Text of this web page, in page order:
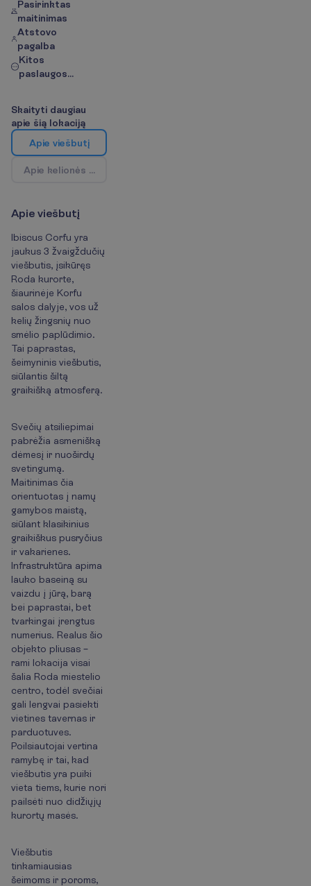
Pasirinktas
maitinimas
Atstovo
pagalba
Kitos
paslaugos...
Skaityti daugiau
apie šią lokaciją
Apie viešbutį
Apie kelionės kr
Apie viešbutį
Ibiscus Corfu yra
jaukus 3 žvaigždučių
viešbutis, įsikūręs
Roda kurorte,
šiaurinėje Korfu
salos dalyje, vos už
kelių žingsnių nuo
smėlio paplūdimio.
Tai paprastas,
šeimyninis viešbutis,
siūlantis šiltą
graikišką atmosferą.
Svečių atsiliepimai
pabrėžia asmenišką
dėmesį ir nuoširdų
svetingumą.
Maitinimas čia
orientuotas į namų
gamybos maistą,
siūlant klasikinius
graikiškus pusryčius
ir vakarienes.
Infrastruktūra apima
lauko baseiną su
vaizdu į jūrą, barą
bei paprastai, bet
tvarkingai įrengtus
numerius. Realus šio
objekto pliusas –
rami lokacija visai
šalia Roda miestelio
centro, todėl svečiai
gali lengvai pasiekti
vietines tavernas ir
parduotuves.
Poilsiautojai vertina
ramybę ir tai, kad
viešbutis yra puiki
vieta tiems, kurie nori
pailsėti nuo didžiųjų
kurortų masės.
Viešbutis
tinkamiausias
šeimoms ir poroms,